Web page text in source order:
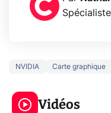
NVIDIA Carte graphique
Vidéos
5
jeux dans la
prochaine